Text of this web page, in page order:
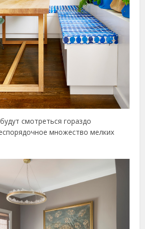
смотреться гораздо
множество мелких